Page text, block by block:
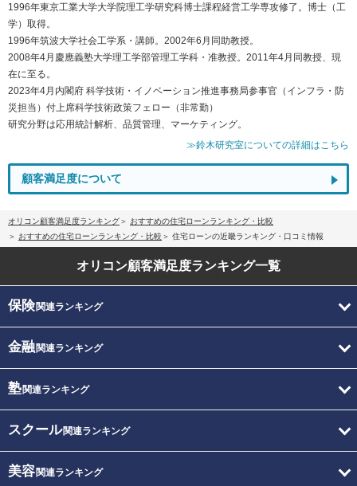
1996年東京工業大学大学院理工学研究科博士課程経営工学専攻修了。博士（工
学）取得。
1996年筑波大学社会工学系・講師。2002年6月同助教授。
2008年4月慶應義塾大学理工学部管理工学科・准教授。2011年4月同教授、現
在に至る。
2023年4月内閣府 科学技術・イノベーション推進事務局参事官（インフラ・防
災担当）付上席科学技術政策フェロー（非常勤）
研究分野は応用統計解析、品質管理、マーケティング。
≫鈴木研究室についての詳細はこちら
顧客満足度について
オリコン顧客満足度ランキング
おすすめの住宅ローンランキング・比較
おすすめの住宅ローンランキング・比較
住宅ローンの近畿ランキング・口コミ情報
オリコン顧客満足度ランキング一覧
保険関連ランキング
金融関連ランキング
塾関連ランキング
スクール関連ランキング
美容関連ランキング